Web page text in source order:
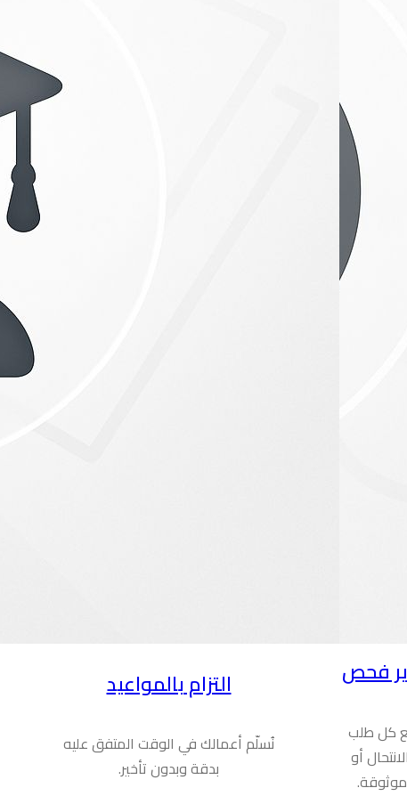
فحص
كل طلب
أو
موثوقة.
التزام بالمواعيد
نُسلّم أعمالك في الوقت المتفق عليه
بدقة وبدون تأخير.